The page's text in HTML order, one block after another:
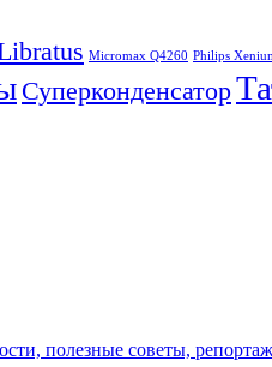
Micromax Q4260 Philips
Суперконденсатор
полезные советы,